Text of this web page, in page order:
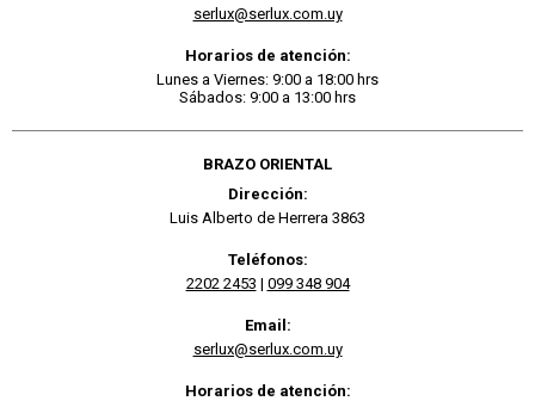
serlux@serlux.com.uy
Horarios de atención:
Lunes a Viernes: 9:00 a 18:00 hrs
Sábados: 9:00 a 13:00 hrs
BRAZO ORIENTAL
Dirección:
Luis Alberto de Herrera 3863
Teléfonos:
2202 2453 | 099 348 904
Email:
serlux@serlux.com.uy
Horarios de atención: